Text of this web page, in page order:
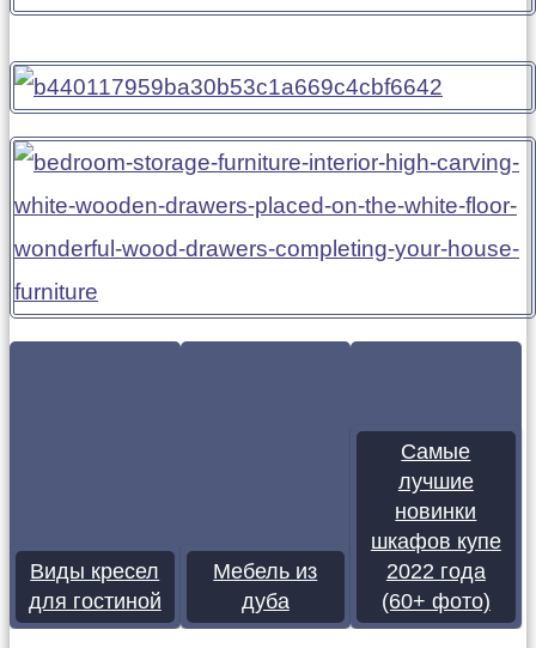
Виды кресел
для гостиной
Мебель из
дуба
Самые
лучшие
новинки
шкафов купе
2022 года
(60+ фото)